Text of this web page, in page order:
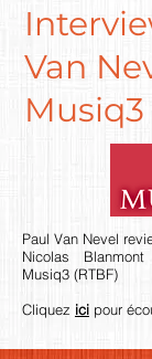
Van
Musiq3
Paul Van Nevel
Nicolas
Musiq3 (RTBF)
Cliquez ici pour